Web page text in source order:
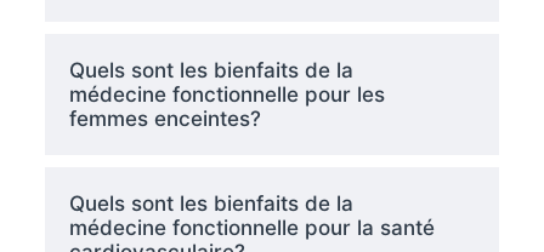
Quels sont les bienfaits de la
médecine fonctionnelle pour les
femmes enceintes?
Quels sont les bienfaits de la
médecine fonctionnelle pour la santé